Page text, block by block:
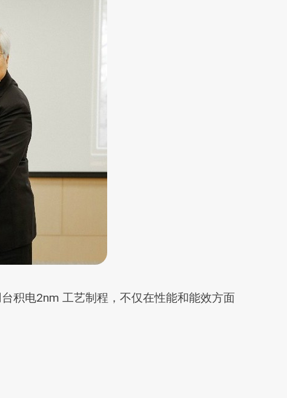
积电2nm 工艺制程，不仅在性能和能效方面